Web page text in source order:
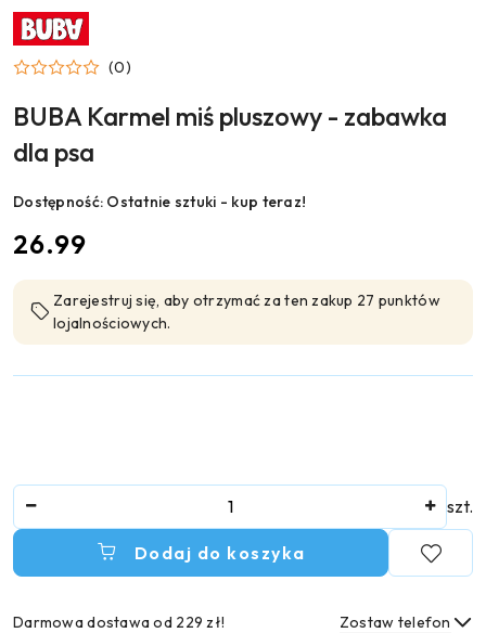
NAZWA
PRODUCENTA:
BUBA
(0)
BUBA Karmel miś pluszowy - zabawka
dla psa
Dostępność: Ostatnie sztuki - kup teraz!
cena:
26.99
Zarejestruj się, aby otrzymać za ten zakup 27 punktów
lojalnościowych.
szt.
Dodaj do koszyka
Darmowa dostawa od 229 zł! Zostaw telefon